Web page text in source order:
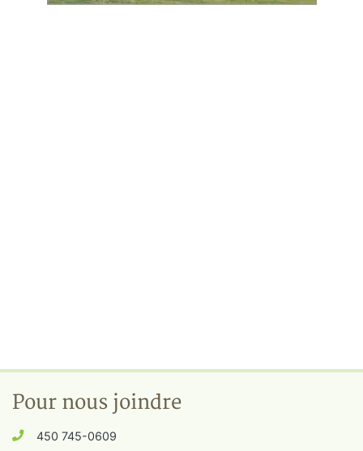
Pour nous joindre
450 745-0609